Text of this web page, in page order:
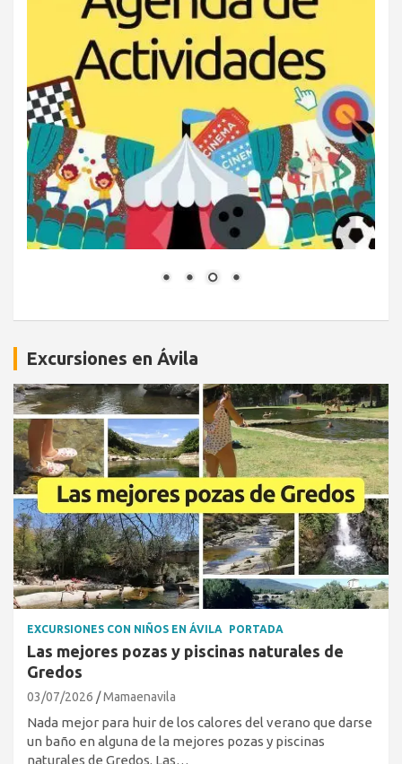
Excursiones en Ávila
EXCURSIONES CON NIÑOS EN ÁVILA PORTADA
Las mejores pozas y piscinas naturales de
Gredos
03/07/2026 Mamaenavila
Nada mejor para huir de los calores del verano que darse
un baño en alguna de la mejores pozas y piscinas
naturales de Gredos. Las…